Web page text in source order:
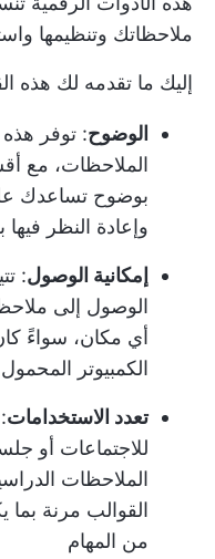
ملاحظاتك وتنظيمها
إليك ما تقدمه لك هذه
الوضوح: توفر هذه
الملاحظات، مع
بوضوح تساعدك
وإعادة النظر
إمكانية الوصول:
الوصول إلى
أي مكان، سواءً
الكمبيوتر
تعدد الاستخدامات
للاجتماعات أو
الملاحظات
القوالب مرنة
من المهام